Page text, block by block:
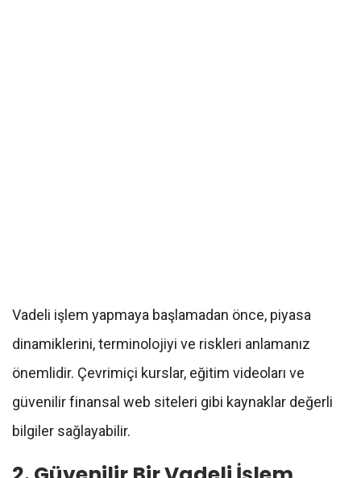
Vadeli işlem yapmaya başlamadan önce, piyasa
dinamiklerini, terminolojiyi ve riskleri anlamanız
önemlidir. Çevrimiçi kurslar, eğitim videoları ve
güvenilir finansal web siteleri gibi kaynaklar değerli
bilgiler sağlayabilir.